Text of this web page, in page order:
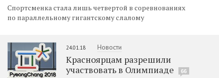
Спортсменка стала лишь четвертой в соревнованиях
по параллельному гигантскому слалому
24.01.18 Новости
Красноярцам разрешили
участвовать в Олимпиаде
66